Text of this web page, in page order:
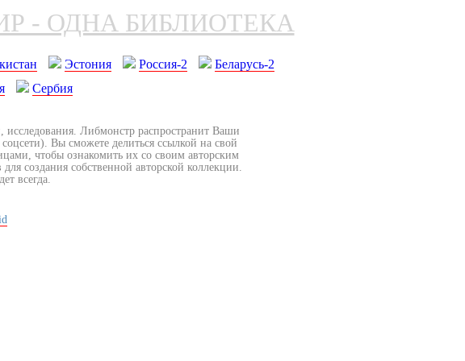
- ОДНА БИБЛИОТЕКА
Эстония Россия-2
Беларусь-2
Сербия
исследования. Либмонстр распространит Ваши
Вы сможете делиться ссылкой на свой
чтобы ознакомить их со своим авторским
создания собственной авторской коллекции.
всегда.